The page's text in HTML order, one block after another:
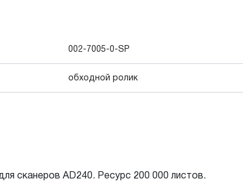
002-7005-0-SP
обходной ролик
сканеров AD240. Ресурс 200 000 листов.